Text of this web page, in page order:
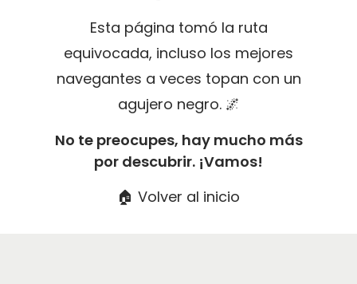
a
c
i
ó
d
o
Esta página tomó la ruta
equivocada, incluso los mejores
navegantes a veces topan con un
agujero negro. 🌌
No te preocupes, hay mucho más
por descubrir. ¡Vamos!
🏠 Volver al inicio